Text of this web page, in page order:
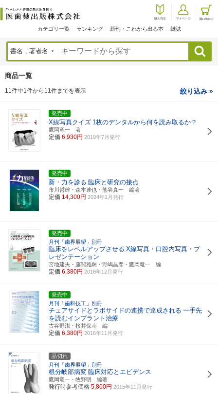
カテゴリ一覧 ランキング 新刊・これから出る本 雑誌
検索
商品一覧
11件中1件から11件までを表示 絞り込み »
発売中
X線写真クイズ 1枚のデンタルから何を読み取るか？
鷹岡竜一 著
定価 6,930円 2019年7月発行
発売中
新・力を診る 臨床と研究の接点
市川哲雄・森本達也・熊谷真一 編著
定価 14,300円 2024年1月発行
発売中
月刊「歯界展望」別冊
臨床をレベルアップさせる X線写真・口腔内写真・プ
レゼンテーション
宮地建夫・藤関雅嗣・野嶋昌彦・鷹岡竜一 編
定価 6,380円 2016年12月発行
発売中
月刊「歯科技工」別冊
チェアサイドとラボサイドの連携で達成される 一手先
を読むインプラント治療
古谷野潔・桜井保幸 編
定価 6,380円 2016年11月発行
品切れ
月刊「歯界展望」別冊
根分岐部病変 臨床対応とエビデンス
鷹岡竜一・牧野明 編著
発行時参考価格 5,800円 2015年11月発行